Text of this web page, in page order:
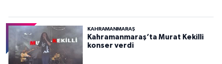
KAHRAMANMARAŞ
Kahramanmaraş’ta Murat Kekilli
konser verdi